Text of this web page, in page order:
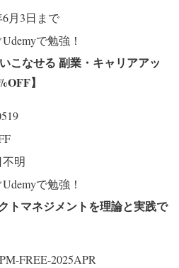
6月3日まで
で勉強！
こなせる 副業・キャリアアッ
】
明
で勉強！
トマネジメントを理論と実践で
FREE-2025APR